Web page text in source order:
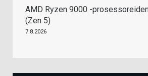
AMD Ryzen 9000 -
(Zen 5)
7.8.2026